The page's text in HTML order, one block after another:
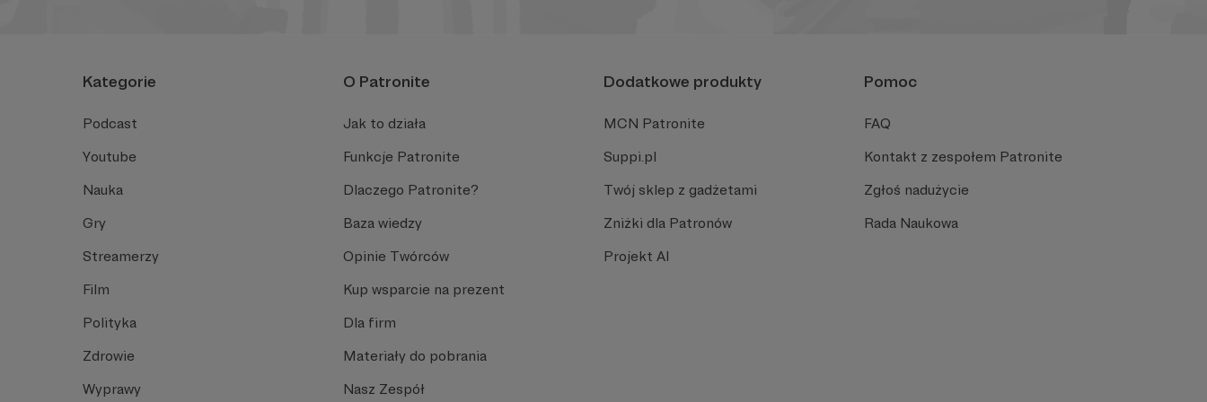
Kategorie
Podcast
Youtube
Nauka
Gry
Streamerzy
Film
Polityka
Zdrowie
Wyprawy
O Patronite
Jak to działa
Funkcje Patronite
Dlaczego Patronite?
Baza wiedzy
Opinie Twórców
Kup wsparcie na prezent
Dla firm
Materiały do pobrania
Nasz Zespół
Dodatkowe produkty
MCN Patronite
Suppi.pl
Twój sklep z gadżetami
Zniżki dla Patronów
Projekt AI
Pomoc
FAQ
Kontakt z zespołem Patronite
Zgłoś nadużycie
Rada Naukowa